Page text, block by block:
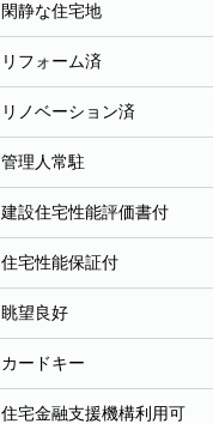
閑静な住宅地
リフォーム済
リノベーション済
管理人常駐
建設住宅性能評価書付
住宅性能保証付
眺望良好
カードキー
住宅金融支援機構利用可